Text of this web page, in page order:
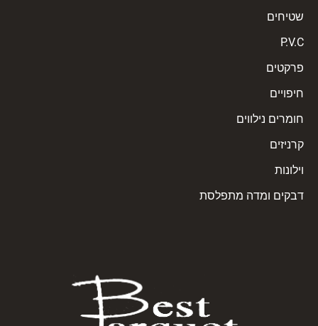
שטיחים
P.V.C
פרקטים
חיפויים
חומרים נילווים
קרניזים
וילונות
דבקים ומדה מתפלסת